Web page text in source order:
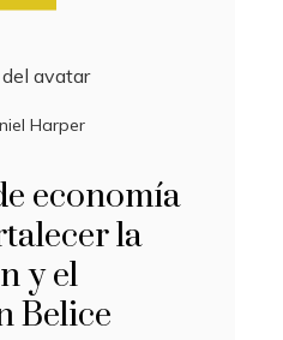
Harper
economía
la
y el
Belice